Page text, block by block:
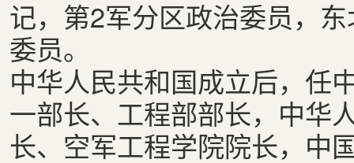
记，第2军分区政治委员，
委员。
中华人民共和国成立后，任
一部长、工程部部长，中华
长、空军工程学院院长，中